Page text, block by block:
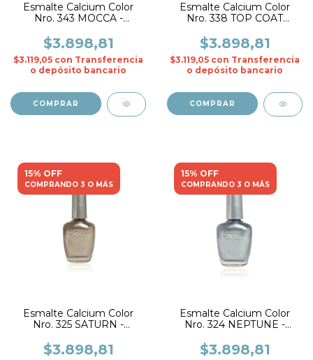
Esmalte Calcium Color
Nro. 343 MOCCA -
$3.898,81
$3.119,05 con Transferencia
o depósito bancario
Esmalte Calcium Color
Nro. 338 TOP COAT
$3.898,81
$3.119,05 con Transferencia
o depósito bancario
15% OFF
COMPRANDO 3 O MÁS
Esmalte Calcium Color
Nro. 325 SATURN -
$3.898,81
15% OFF
COMPRANDO 3 O MÁS
Esmalte Calcium Color
Nro. 324 NEPTUNE -
$3.898,81